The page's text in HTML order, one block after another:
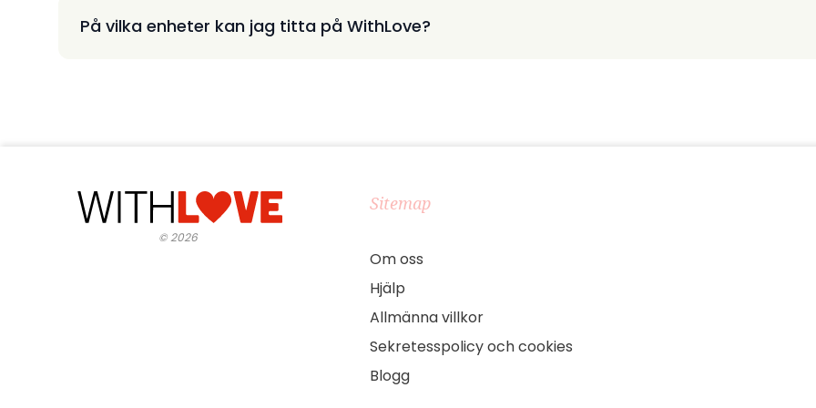
På vilka enheter kan jag titta på WithLove?
©2026
Sitemap
Om oss
Hjälp
Allmänna villkor
Sekretesspolicy och cookies
Blogg